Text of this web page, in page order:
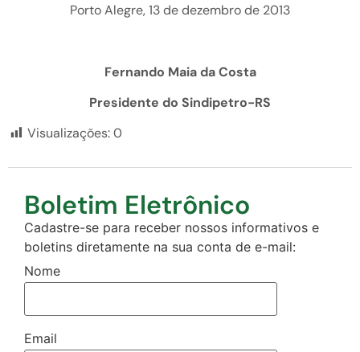
Porto Alegre, 13 de dezembro de 2013
Fernando Maia da Costa
Presidente do Sindipetro-RS
Visualizações:0
Boletim Eletrônico
Cadastre-se para receber nossos informativos e
boletins diretamente na sua conta de e-mail:
Nome
Email